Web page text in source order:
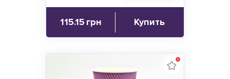
115.15 грн Купить